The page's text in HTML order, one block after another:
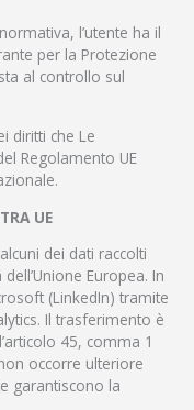
l’utente ha il
per la Protezione
al controllo sul
diritti che Le
Regolamento UE
UE
dei dati raccolti
Europea. In
(LinkedIn) tramite
Il trasferimento è
45, comma 1
occorre ulteriore
garantiscono la